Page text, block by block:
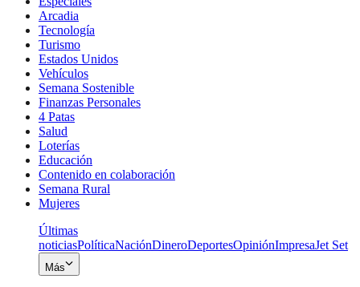
Arcadia
Tecnología
Turismo
Estados Unidos
Vehículos
Semana Sostenible
Finanzas Personales
4 Patas
Salud
Loterías
Educación
Contenido en colaboración
Semana Rural
Mujeres
Últimas
noticiasPolíticaNaciónDineroDeportesOpiniónImpresaJet Set
Más